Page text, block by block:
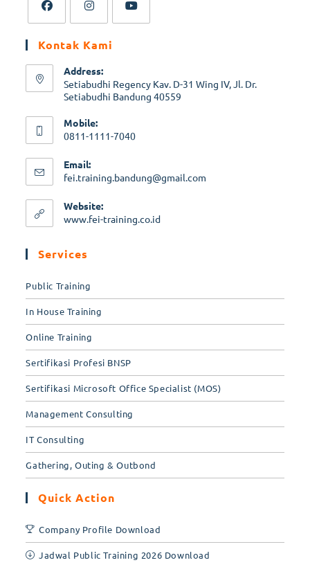
in
a
new
in
a
new
tab
new
tab
Kontak Kami
Address:
Setiabudhi Regency Kav. D-31 Wing IV, Jl. Dr.
Setiabudhi Bandung 40559
Mobile:
0811-1111-7040
in
your
application
Email:
fei.training.bandung@gmail.com
Website:
www.fei-training.co.idOpens
Services
Public Training
In House Training
Online Training
Sertifikasi Profesi BNSP
Sertifikasi Microsoft Office Specialist (MOS)
Management Consulting
IT Consulting
Gathering, Outing & Outbond
Quick Action
Company Profile Download
Jadwal Public Training 2026 Download